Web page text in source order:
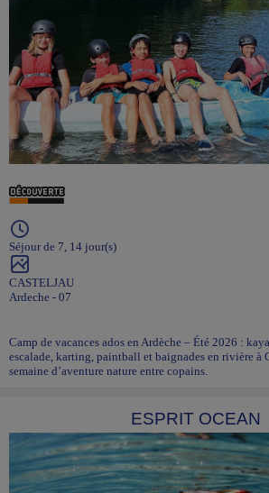
Séjour de 7, 14 jour(s)
CASTELJAU
Ardeche - 07
Camp de vacances ados en Ardèche – Été 2026 :
escalade, karting, paintball et baignades en rivière à
semaine d’aventure nature entre copains.
ESPRIT OCEAN